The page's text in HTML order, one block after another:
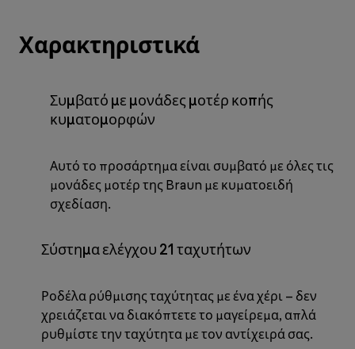
Χαρακτηριστικά
Συμβατό με μονάδες μοτέρ κοπής
κυματομορφών
Αυτό το προσάρτημα είναι συμβατό με όλες τις
μονάδες μοτέρ της Braun με κυματοειδή
σχεδίαση.
Σύστημα ελέγχου 21 ταχυτήτων
Ροδέλα ρύθμισης ταχύτητας με ένα χέρι – δεν
χρειάζεται να διακόπτετε το μαγείρεμα, απλά
ρυθμίστε την ταχύτητα με τον αντίχειρά σας.